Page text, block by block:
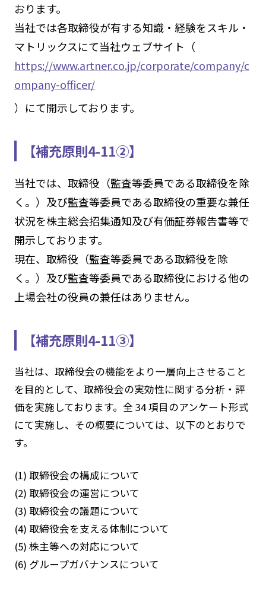
おります。
当社では各取締役が有する知識・経験をスキル・
マトリックスにて当社ウェブサイト（
https://www.artner.co.jp/corporate/company/c
ompany-officer/
）にて開示しております。
【補充原則4-11②】
当社では、取締役（監査等委員である取締役を除
く。）及び監査等委員である取締役の重要な兼任
状況を株主総会招集通知及び有価証券報告書等で
開示しております。
現在、取締役（監査等委員である取締役を除
く。）及び監査等委員である取締役における他の
上場会社の役員の兼任はありません。
【補充原則4-11③】
当社は、取締役会の機能をより一層向上させること
を目的として、取締役会の実効性に関する分析・評
価を実施しております。全 34 項目のアンケート形式
にて実施し、その概要については、以下のとおりで
す。
(1) 取締役会の構成について
(2) 取締役会の運営について
(3) 取締役会の議題について
(4) 取締役会を支える体制について
(5) 株主等への対応について
(6) グループガバナンスについて